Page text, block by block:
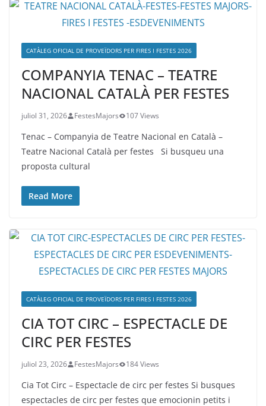
CATÀLEG OFICIAL DE PROVEÏDORS PER FIRES I FESTES 2026
COMPANYIA TENAC – TEATRE
NACIONAL CATALÀ PER FESTES
juliol 31, 2026 FestesMajors 107 Views
Tenac – Companyia de Teatre Nacional en Català –
Teatre Nacional Català per festes Si busqueu una
proposta cultural
Read More
CATÀLEG OFICIAL DE PROVEÏDORS PER FIRES I FESTES 2026
CIA TOT CIRC – ESPECTACLE DE
CIRC PER FESTES
juliol 23, 2026 FestesMajors 184 Views
Cia Tot Circ – Espectacle de circ per festes Si busques
espectacles de circ per festes que emocionin petits i